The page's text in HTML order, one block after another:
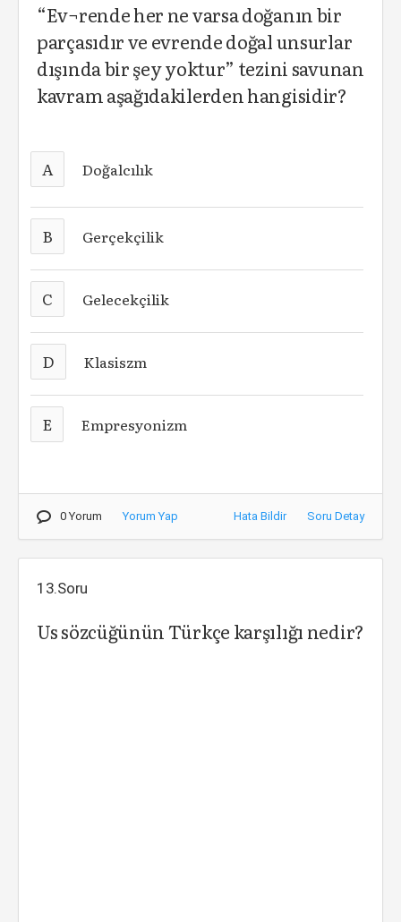
“Ev¬rende her ne varsa doğanın bir
parçasıdır ve evrende doğal unsurlar
dışında bir şey yoktur” tezini savunan
kavram aşağıdakilerden hangisidir?
A Doğalcılık
B Gerçekçilik
C Gelecekçilik
D Klasiszm
E Empresyonizm
0 Yorum Yorum Yap Hata Bildir Soru Detay
13.Soru
Us sözcüğünün Türkçe karşılığı nedir?